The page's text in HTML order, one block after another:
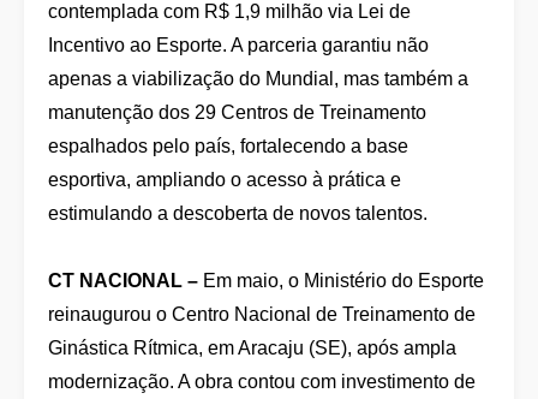
contemplada com R$ 1,9 milhão via Lei de
Incentivo ao Esporte. A parceria garantiu não
apenas a viabilização do Mundial, mas também a
manutenção dos 29 Centros de Treinamento
espalhados pelo país, fortalecendo a base
esportiva, ampliando o acesso à prática e
estimulando a descoberta de novos talentos.
CT NACIONAL – Em maio, o Ministério do Esporte
reinaugurou o Centro Nacional de Treinamento de
Ginástica Rítmica, em Aracaju (SE), após ampla
modernização. A obra contou com investimento de